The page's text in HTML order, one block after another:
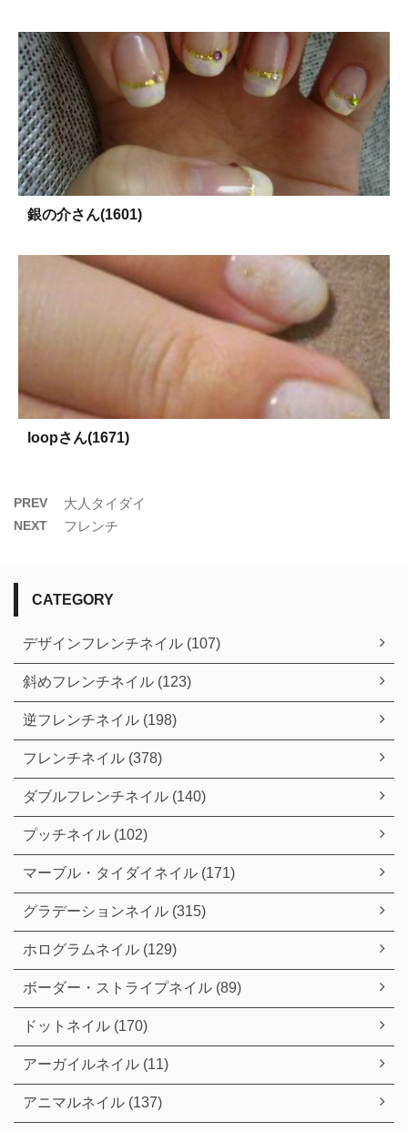
銀の介さん(1601)
loopさん(1671)
PREV 大人タイダイ
NEXT フレンチ
CATEGORY
デザインフレンチネイル (107)
斜めフレンチネイル (123)
逆フレンチネイル (198)
フレンチネイル (378)
ダブルフレンチネイル (140)
プッチネイル (102)
マーブル・タイダイネイル (171)
グラデーションネイル (315)
ホログラムネイル (129)
ボーダー・ストライプネイル (89)
ドットネイル (170)
アーガイルネイル (11)
アニマルネイル (137)